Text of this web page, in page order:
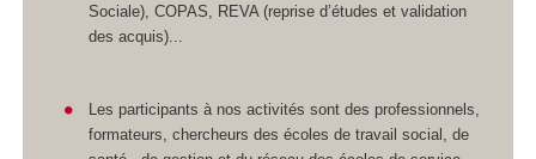
Sociale), COPAS, REVA (reprise d’études et validation
des acquis)...
Les participants à nos activités sont des professionnels,
formateurs, chercheurs des écoles de travail social, de